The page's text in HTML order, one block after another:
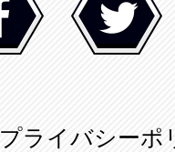
プライバシーポ